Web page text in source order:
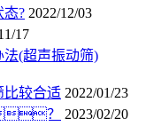
态? 2022/12/03
17
(超声振动筛)
比较合适 2022/01/23
？
2023/02/20